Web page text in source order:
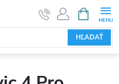
HĽADAŤ
KOŠÍK